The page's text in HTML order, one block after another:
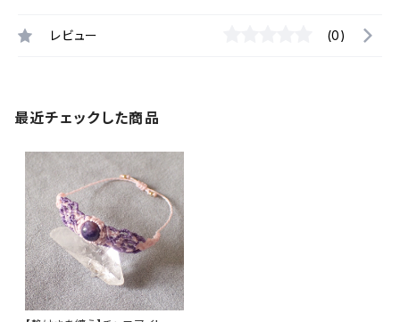
レビュー (0)
最近チェックした商品